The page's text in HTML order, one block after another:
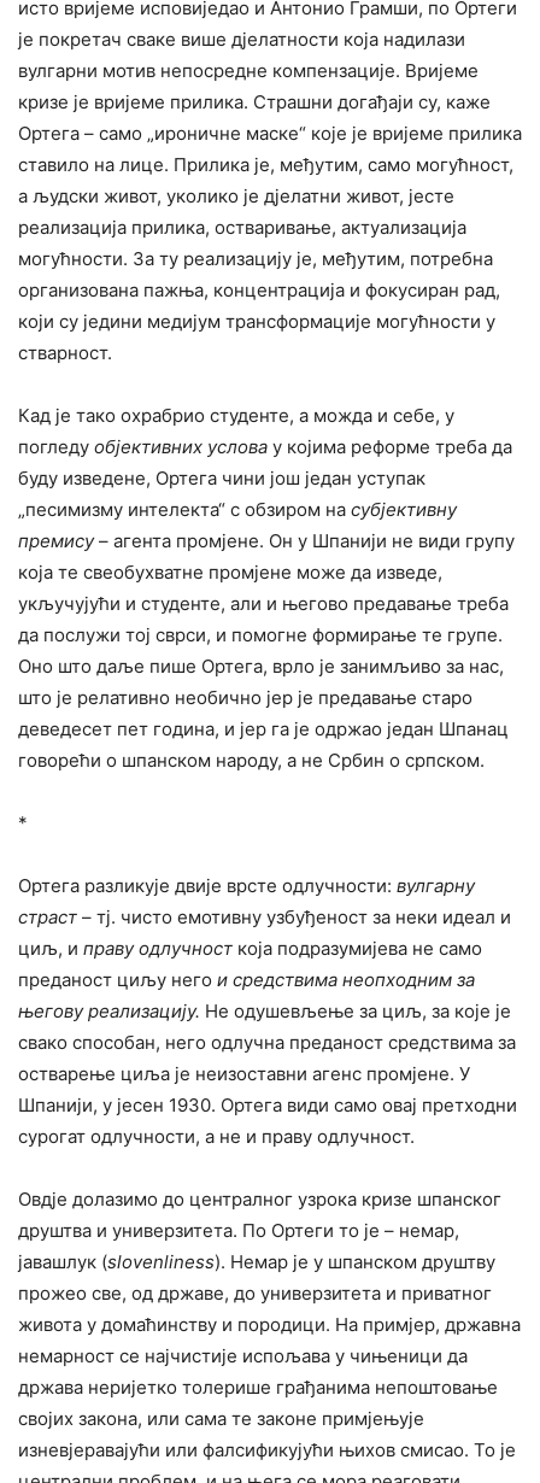
исто вријеме исповиједао и Антонио Грамши, по Ортеги
је покретач сваке више дјелатности која надилази
вулгарни мотив непосредне компензације. Вријеме
кризе је вријеме прилика. Страшни догађаји су, каже
Ортега – само „ироничне маске“ које је вријеме прилика
ставило на лице. Прилика је, међутим, само могућност,
а људски живот, уколико је дјелатни живот, јесте
реализација прилика, остваривање, актуализација
могућности. За ту реализацију је, међутим, потребна
организована пажња, концентрација и фокусиран рад,
који су једини медијум трансформације могућности у
стварност.
Кад је тако охрабрио студенте, а можда и себе, у
погледу објективних услова у којима реформе треба да
буду изведене, Ортега чини још један уступак
„песимизму интелекта“ с обзиром на субјективну
премису– агента промјене. Он у Шпанији не види групу
која те свеобухватне промјене може да изведе,
укључујући и студенте, али и његово предавање треба
да послужи тој сврси, и помогне формирање те групе.
Оно што даље пише Ортега, врло је занимљиво за нас,
што је релативно необично јер је предавање старо
деведесет пет година, и јер га је одржао један Шпанац
говорећи о шпанском народу, а не Србин о српском.
*
Ортега разликује двије врсте одлучности: вулгарну
страст – тј. чисто емотивну узбуђеност за неки идеал и
циљ, и праву одлучност која подразумијева не само
преданост циљу него и средствима неопходним за
његову реализацију. Не одушевљење за циљ, за које је
свако способан, него одлучна преданост средствима за
остварење циља је неизоставни агенс промјене. У
Шпанији, у јесен 1930. Ортега види само овај претходни
сурогат одлучности, а не и праву одлучност.
Овдје долазимо до централног узрока кризе шпанског
друштва и универзитета. По Ортеги то је – немар,
јавашлук (slovenliness). Немар је у шпанском друштву
прожео све, од државе, до универзитета и приватног
живота у домаћинству и породици. На примјер, државна
немарност се најчистије испољава у чињеници да
држава неријетко толерише грађанима непоштовање
својих закона, или сама те законе примјењује
изневјеравајући или фалсификујући њихов смисао. То је